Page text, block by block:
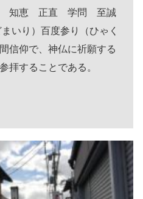
知恵 正直 学問 至誠
いり）百度参り（ひゃく
信仰で、神仏に祈願する
拝することである。